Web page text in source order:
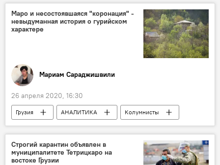
Маро и несостоявшаяся "коронация" -
невыдуманная история о гурийском
характере
Мариам Сараджишвили
26 апреля 2020, 16:30
Грузия АНАЛИТИКА
Колумнисты
Рассказы Мариам Сараджишвили
Мариам Сараджишвили
Строгий карантин объявлен в
муниципалитете Тетрицкаро на
востоке Грузии